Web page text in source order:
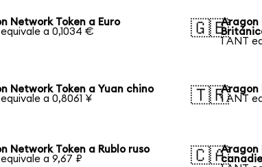
Network Token a Euro
equivale a 0,1034 €
🇬🇧Aragon
1 ANT
Network Token a Yuan chino
a 0,8061 ¥
🇹🇷Aragon
1 ANT
Network Token a Rublo ruso
equivale a 9,67 ₽
🇨🇦Aragon